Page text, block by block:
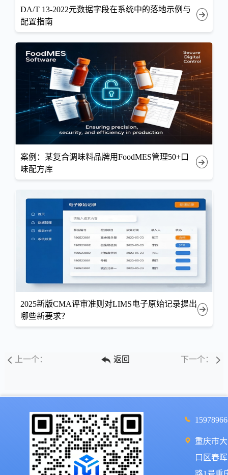
DA/T 13-2022元数据字段在系统中的落地示例与
配置指南
案例：某复合调味料品牌用FoodMES管理50+口
味配方库
2025新版CMA评审准则对LIMS电子原始记录提出
哪些新要求？
上一个： 返回 下一个：
重庆市
口区春